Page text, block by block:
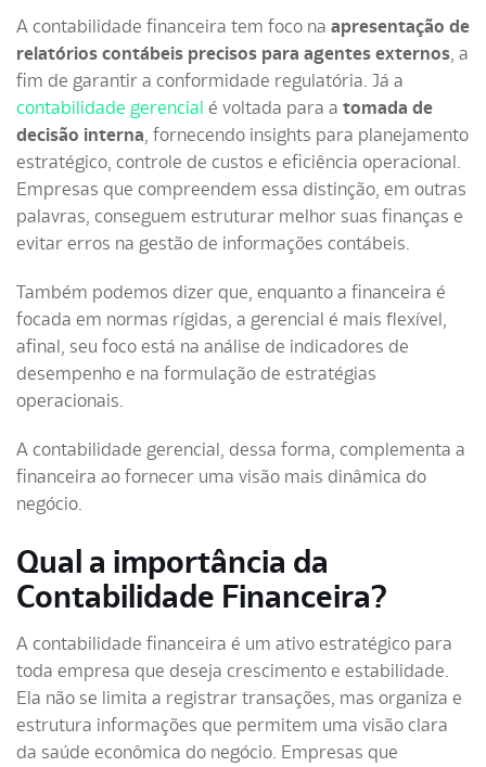
A contabilidade financeira tem foco na apresentação de
relatórios contábeis precisos para agentes externos, a
fim de garantir a conformidade regulatória. Já a
contabilidade gerencial é voltada para a tomada de
decisão interna, fornecendo insights para planejamento
estratégico, controle de custos e eficiência operacional.
Empresas que compreendem essa distinção, em outras
palavras, conseguem estruturar melhor suas finanças e
evitar erros na gestão de informações contábeis.
Também podemos dizer que, enquanto a financeira é
focada em normas rígidas, a gerencial é mais flexível,
afinal, seu foco está na análise de indicadores de
desempenho e na formulação de estratégias
operacionais.
A contabilidade gerencial, dessa forma, complementa a
financeira ao fornecer uma visão mais dinâmica do
negócio.
Qual a importância da
Contabilidade Financeira?
A contabilidade financeira é um ativo estratégico para
toda empresa que deseja crescimento e estabilidade.
Ela não se limita a registrar transações, mas organiza e
estrutura informações que permitem uma visão clara
da saúde econômica do negócio. Empresas que